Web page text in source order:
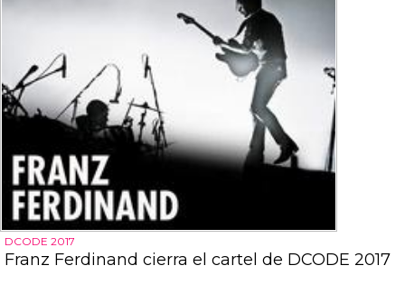
DCODE 2017
Franz Ferdinand cierra el cartel de DCODE 2017